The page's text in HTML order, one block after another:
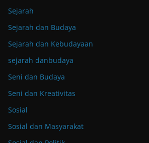
Sejarah
Sejarah dan Budaya
Sejarah dan Kebudayaan
sejarah danbudaya
Seni dan Budaya
Seni dan Kreativitas
Sosial
Sosial dan Masyarakat